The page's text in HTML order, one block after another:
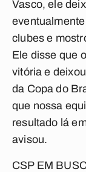
Vasco, ele
clubes e
Ele disse que
vitória e
da Copa do
que nossa
resultado lá
avisou.
CSP EM